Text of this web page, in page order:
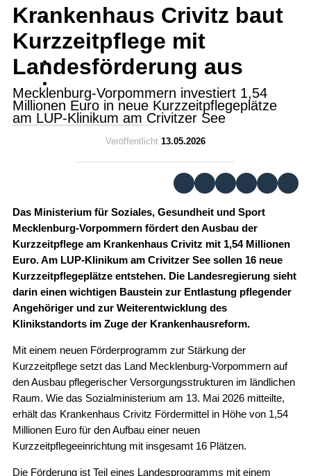
Krankenhaus Crivitz baut
Kurzzeitpflege mit
Landesförderung aus
Mecklenburg-Vorpommern investiert 1,54
Millionen Euro in neue Kurzzeitpflegeplätze
am LUP-Klinikum am Crivitzer See
Veröffentlicht 13.05.2026
Das Ministerium für Soziales, Gesundheit und Sport
Mecklenburg-Vorpommern fördert den Ausbau der
Kurzzeitpflege am Krankenhaus Crivitz mit 1,54 Millionen
Euro. Am LUP-Klinikum am Crivitzer See sollen 16 neue
Kurzzeitpflegeplätze entstehen. Die Landesregierung sieht
darin einen wichtigen Baustein zur Entlastung pflegender
Angehöriger und zur Weiterentwicklung des
Klinikstandorts im Zuge der Krankenhausreform.
Mit einem neuen Förderprogramm zur Stärkung der
Kurzzeitpflege setzt das Land Mecklenburg-Vorpommern auf
den Ausbau pflegerischer Versorgungsstrukturen im ländlichen
Raum. Wie das Sozialministerium am 13. Mai 2026 mitteilte,
erhält das Krankenhaus Crivitz Fördermittel in Höhe von 1,54
Millionen Euro für den Aufbau einer neuen
Kurzzeitpflegeeinrichtung mit insgesamt 16 Plätzen.
Die Förderung ist Teil eines Landesprogramms mit einem